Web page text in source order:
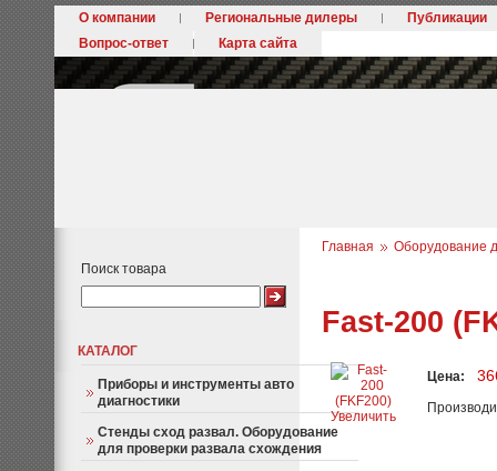
О компании Региональные дилеры
Публикации
Вопрос-ответ
Карта сайта
Поиск товара
КАТАЛОГ
Приборы и инструменты авто
диагностики
Стенды сход развал. Оборудование
для проверки развала схождения
Главная Оборудование
Fast-200
Увеличить
Цена: